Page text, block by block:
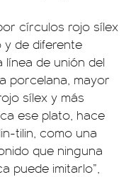
círculos rojo sílex
y de diferente
de unión del
porcelana, mayor
sílex y más
ese plato, hace
tilin, como una
que ninguna
puede imitarlo”,